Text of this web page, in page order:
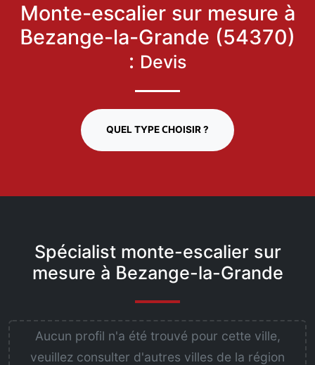
Monte-escalier sur mesure à
Bezange-la-Grande (54370)
: Devis
QUEL TYPE CHOISIR ?
Spécialist monte-escalier sur
mesure à Bezange-la-Grande
Aucun profil n'a été trouvé pour cette ville,
veuillez consulter d'autres villes de la région